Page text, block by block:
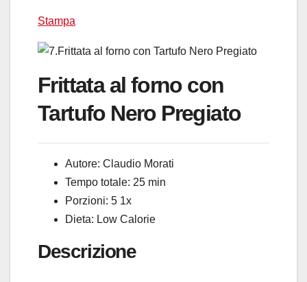
Stampa
Frittata al forno con
Tartufo Nero Pregiato
Autore: Claudio Morati
Tempo totale: 25 min
Porzioni: 5 1x
Dieta: Low Calorie
Descrizione